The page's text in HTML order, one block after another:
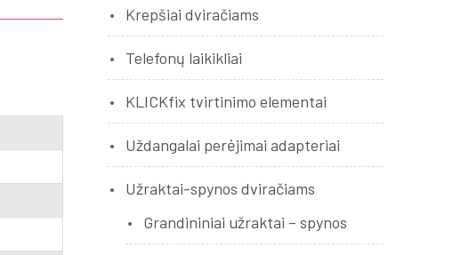
Krepšiai dviračiams
Telefonų laikikliai
KLICKfix tvirtinimo elementai
Uždangalai perėjimai adapteriai
Užraktai-spynos dviračiams
Grandininiai užraktai – spynos